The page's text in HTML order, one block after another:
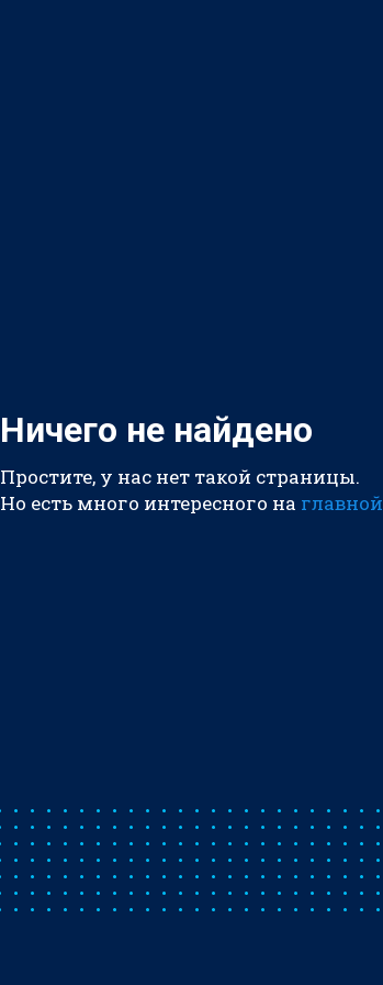
Ничего не найдено
Простите, у нас нет такой страницы.
Но есть много интересного на главной